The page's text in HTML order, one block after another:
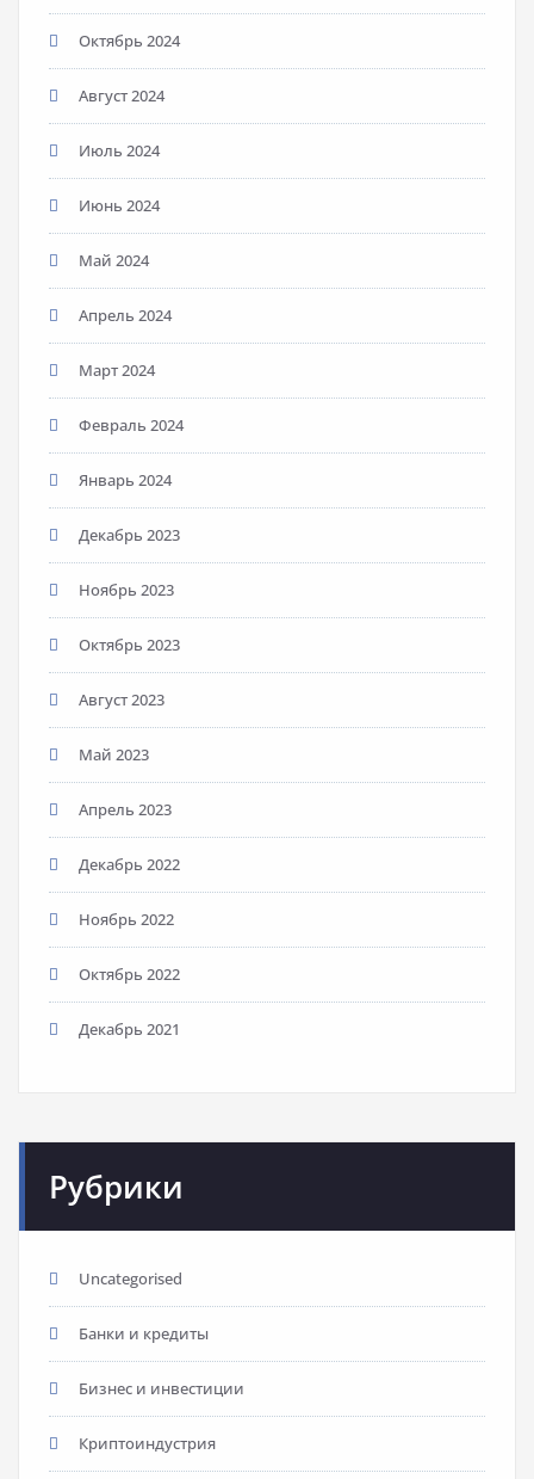
Октябрь 2024
Август 2024
Июль 2024
Июнь 2024
Май 2024
Апрель 2024
Март 2024
Февраль 2024
Январь 2024
Декабрь 2023
Ноябрь 2023
Октябрь 2023
Август 2023
Май 2023
Апрель 2023
Декабрь 2022
Ноябрь 2022
Октябрь 2022
Декабрь 2021
Рубрики
Uncategorised
Банки и кредиты
Бизнес и инвестиции
Криптоиндустрия